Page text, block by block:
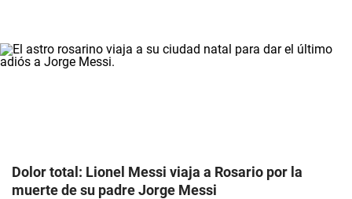
Dolor total: Lionel Messi viaja a Rosario por la
muerte de su padre Jorge Messi